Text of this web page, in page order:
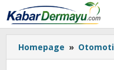
Lewati
ke
konten
Homepage »